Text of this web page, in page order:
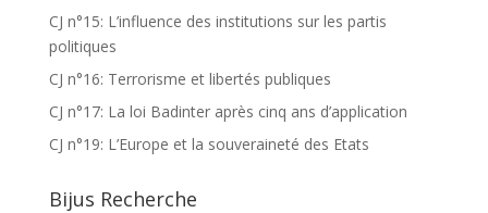
CJ n°15: L’influence des institutions sur les partis
politiques
CJ n°16: Terrorisme et libertés publiques
CJ n°17: La loi Badinter après cinq ans d’application
CJ n°19: L’Europe et la souveraineté des Etats
Bijus Recherche